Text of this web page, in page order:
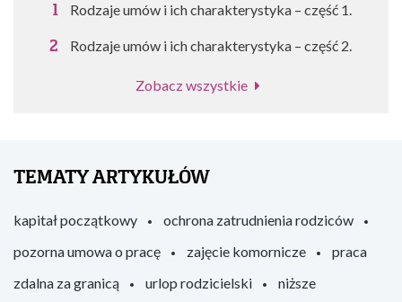
Rodzaje umów i ich charakterystyka – część 1.
Rodzaje umów i ich charakterystyka – część 2.
Zobacz wszystkie
TEMATY ARTYKUŁÓW
kapitał początkowy
ochrona zatrudnienia rodziców
pozorna umowa o pracę
zajęcie komornicze
praca
zdalna za granicą
urlop rodzicielski
niższe